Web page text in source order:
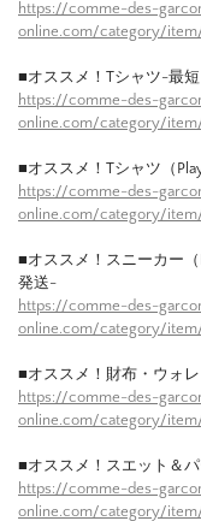
https://comme-des-
online.com/category/
■オススメ！Tシャツ-最
https://comme-des-
online.com/category/
■オススメ！Tシャツ（
https://comme-des-
online.com/category/
■オススメ！スニーカー
発送-
https://comme-des-
online.com/category/
■オススメ！財布・ウォ
https://comme-des-
online.com/category/
■オススメ！スエット＆
https://comme-des-
online.com/category/